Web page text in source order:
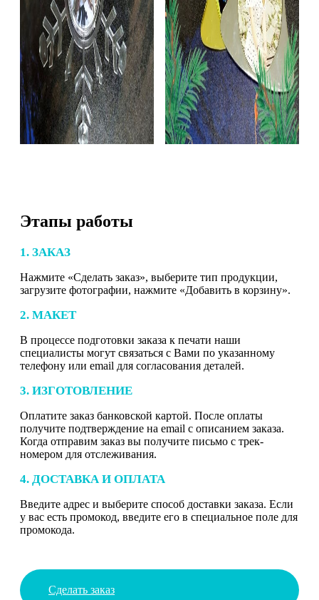
Этапы работы
1. ЗАКАЗ
Нажмите «Сделать заказ», выберите тип продукции,
загрузите фотографии, нажмите «Добавить в корзину».
2. МАКЕТ
В процессе подготовки заказа к печати наши
специалисты могут связаться с Вами по указанному
телефону или email для согласования деталей.
3. ИЗГОТОВЛЕНИЕ
Оплатите заказ банковской картой. После оплаты
получите подтверждение на email с описанием заказа.
Когда отправим заказ вы получите письмо с трек-
номером для отслеживания.
4. ДОСТАВКА И ОПЛАТА
Введите адрес и выберите способ доставки заказа. Если
у вас есть промокод, введите его в специальное поле для
промокода.
Сделать заказ